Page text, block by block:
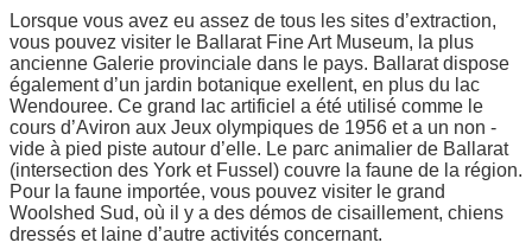
Lorsque vous avez eu assez de tous les sites d’extraction,
vous pouvez visiter le Ballarat Fine Art Museum, la plus
ancienne Galerie provinciale dans le pays. Ballarat dispose
également d’un jardin botanique exellent, en plus du lac
Wendouree. Ce grand lac artificiel a été utilisé comme le
cours d’Aviron aux Jeux olympiques de 1956 et a un non -
vide à pied piste autour d’elle. Le parc animalier de Ballarat
(intersection des York et Fussel) couvre la faune de la région.
Pour la faune importée, vous pouvez visiter le grand
Woolshed Sud, où il y a des démos de cisaillement, chiens
dressés et laine d’autre activités concernant.